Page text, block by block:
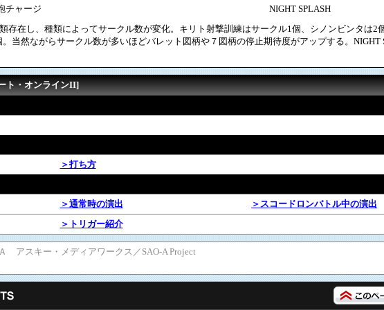
チャージ
NIGHT SPLASH
存在し、種類によってサークル数が変化。キリト射撃訓練はサークル1個、シノンビンタは2
。当然ながらサークル数が多いほどバレット図柄や７図柄の停止期待度がアップする。NIGHT
ト・オンラインII]
＞打ち方
＞通常時の演出
＞スコードロンバトル中の演出
＞トリガー紹介
アスキー・メディアワークス／SAO-A Project